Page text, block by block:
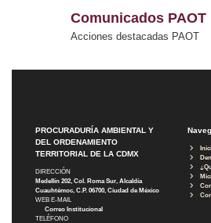
Comunicados PAOT
Acciones destacadas PAOT
PROCURADURÍA AMBIENTAL Y
DEL ORDENAMIENTO
TERRITORIAL DE LA CDMX
DIRECCIÓN
Medellín 202, Col. Roma Sur, Alcaldía
Cuauhtémoc, C.P. 06700, Ciudad de México
WEB E-MAIL
Correo Institucional
TELÉFONO